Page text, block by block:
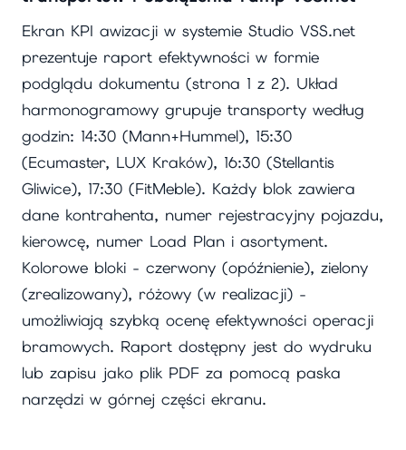
Ekran KPI awizacji w systemie Studio VSS.net
prezentuje raport efektywności w formie
podglądu dokumentu (strona 1 z 2). Układ
harmonogramowy grupuje transporty według
godzin: 14:30 (Mann+Hummel), 15:30
(Ecumaster, LUX Kraków), 16:30 (Stellantis
Gliwice), 17:30 (FitMeble). Każdy blok zawiera
dane kontrahenta, numer rejestracyjny pojazdu,
kierowcę, numer Load Plan i asortyment.
Kolorowe bloki - czerwony (opóźnienie), zielony
(zrealizowany), różowy (w realizacji) -
umożliwiają szybką ocenę efektywności operacji
bramowych. Raport dostępny jest do wydruku
lub zapisu jako plik PDF za pomocą paska
narzędzi w górnej części ekranu.